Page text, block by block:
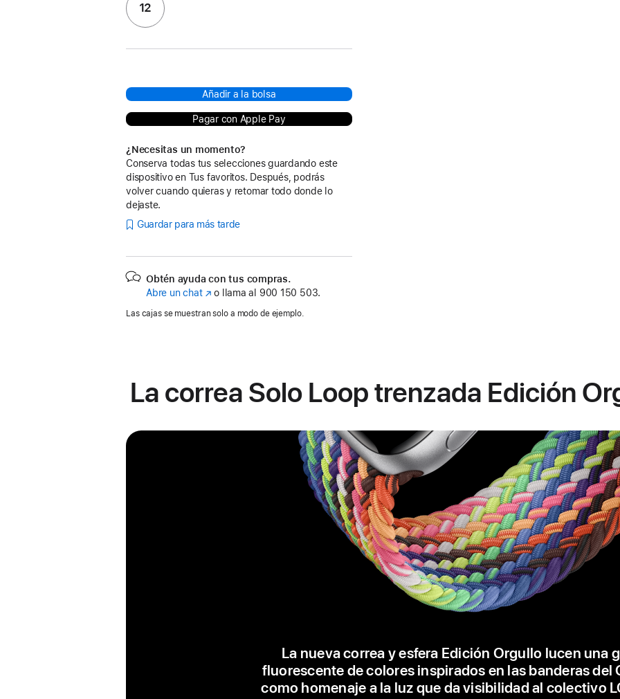
12
Añadir a la bolsa
Pagar con Apple Pay
¿Necesitas un momento?
Conserva todas tus selecciones guardando este
dispositivo en Tus favoritos. Después, podrás
volver cuando quieras y retomar todo donde lo
dejaste.
Guardar para más tarde
Obtén ayuda con tus compras.
Abre un chat(Seo llama al 900 150 503.
Las cajas se muestran solo a modo de ejemplo.
La correa Solo Loop trenzada Edición
La nueva correa y esfera Edición Orgullo lucen una
fluorescente de colores inspirados en las banderas del
como homenaje a la luz que da visibilidad al colectivo